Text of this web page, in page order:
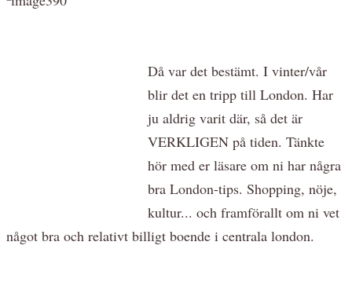
Då var det bestämt. I vinter/vår
blir det en tripp till London. Har
ju aldrig varit där, så det är
VERKLIGEN på tiden. Tänkte
hör med er läsare om ni har några
bra London-tips. Shopping, nöje,
kultur... och framförallt om ni vet
något bra och relativt billigt boende i centrala london.